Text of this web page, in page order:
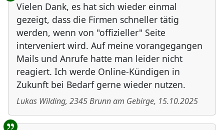
Vielen Dank, es hat sich wieder einmal
gezeigt, dass die Firmen schneller tätig
werden, wenn von "offizieller" Seite
interveniert wird. Auf meine vorangegangen
Mails und Anrufe hatte man leider nicht
reagiert. Ich werde Online-Kündigen in
Zukunft bei Bedarf gerne wieder nutzen.
Lukas Wilding, 2345Brunn am Gebirge, 15.10.2025